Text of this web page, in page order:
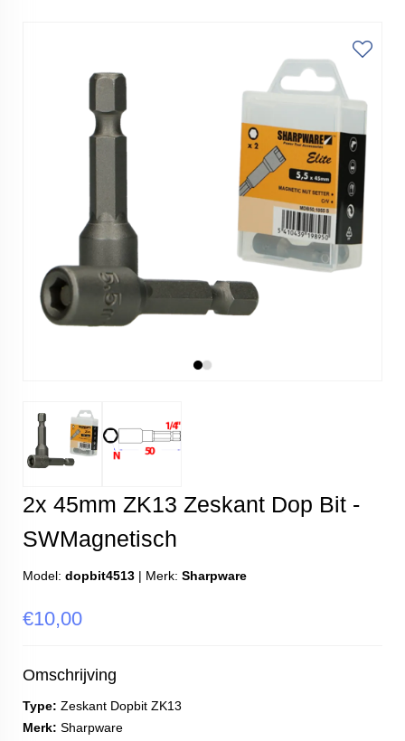
2x 45mm ZK13 Zeskant Dop Bit -
SWMagnetisch
Model: dopbit4513 | Merk: Sharpware
€10,00
Omschrijving
Type: Zeskant Dopbit ZK13
Merk: Sharpware